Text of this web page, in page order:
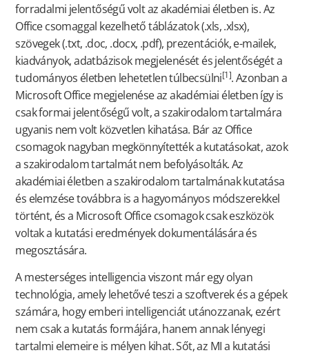
forradalmi jelentőségű volt az akadémiai életben is. Az
Office csomaggal kezelhető táblázatok (.xls, .xlsx),
szövegek (.txt, .doc, .docx, .pdf), prezentációk, e-mailek,
kiadványok, adatbázisok megjelenését és jelentőségét a
tudományos életben lehetetlen túlbecsülni[1]. Azonban a
Microsoft Office megjelenése az akadémiai életben így is
csak formai jelentőségű volt, a szakirodalom tartalmára
ugyanis nem volt közvetlen kihatása. Bár az Office
csomagok nagyban megkönnyítették a kutatásokat, azok
a szakirodalom tartalmát nem befolyásolták. Az
akadémiai életben a szakirodalom tartalmának kutatása
és elemzése továbbra is a hagyományos módszerekkel
történt, és a Microsoft Office csomagok csak eszközök
voltak a kutatási eredmények dokumentálására és
megosztására.
A mesterséges intelligencia viszont már egy olyan
technológia, amely lehetővé teszi a szoftverek és a gépek
számára, hogy emberi intelligenciát utánozzanak, ezért
nem csak a kutatás formájára, hanem annak lényegi
tartalmi elemeire is mélyen kihat. Sőt, az MI a kutatási